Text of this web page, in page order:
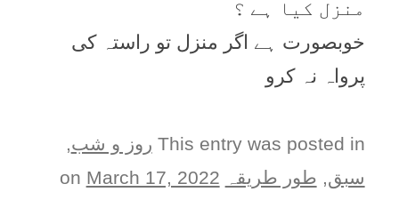
منزل کیا ہے ؟
خوبصورت ہے اگر منزل تو راستہ کی
پرواہ نہ کرو
This entry was posted in روز و شب,
سبق, طور طريقہ
March 17, 2022